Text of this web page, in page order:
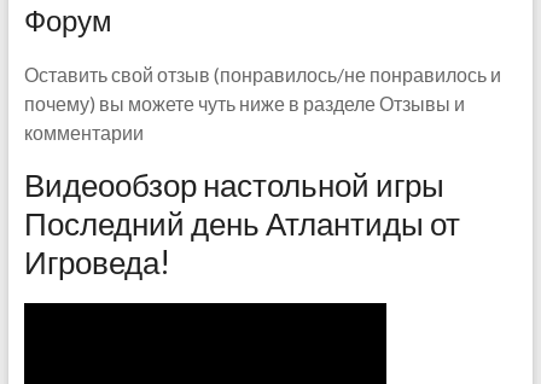
Форум
Оставить свой отзыв (понравилось/не понравилось и
почему) вы можете чуть ниже в разделе Отзывы и
комментарии
Видеообзор настольной игры
Последний день Атлантиды от
Игроведа!